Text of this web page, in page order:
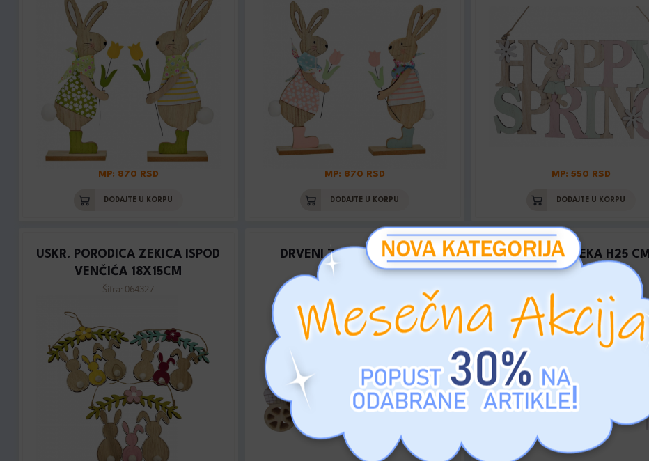
MP: 870 RSD
DODAJTE U KORPU
MP: 870 RSD
DODAJTE U KORPU
MP: 550 RSD
DODAJTE U KORPU
USKR. PORODICA ZEKICA ISPOD
VENČIĆA 18X15CM
Šifra: 064327
DRVENI ZEKA NA BICIKLU
Šifra: 064806
USKR. PIK ZEKA H25 CM
Šifra: 068952